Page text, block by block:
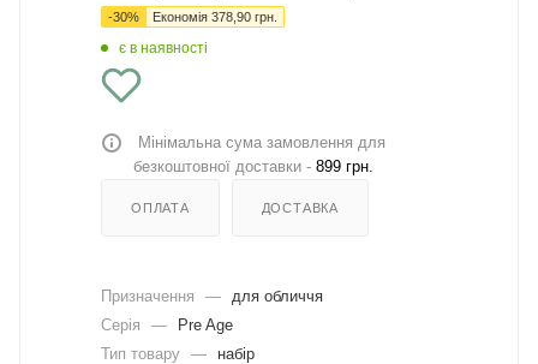
-30% Економія 378,90 грн.
є в наявності
Мінімальна сума замовлення для
безкоштовної доставки - 899 грн.
ОПЛАТА ДОСТАВКА
Призначення —
для обличчя
Серія
—
Pre Age
Тип товару — набір